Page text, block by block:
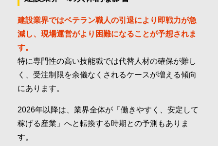
建設業界ではベテラン職人の引退により即戦力が急
減し、現場運営がより困難になることが予想されま
す。
特に専門性の高い技能職では代替人材の確保が難し
く、受注制限を余儀なくされるケースが増える傾向
にあります。
2026年以降は、業界全体が「働きやすく、安定して
稼げる産業」へと転換する時期との予測もありま
す。